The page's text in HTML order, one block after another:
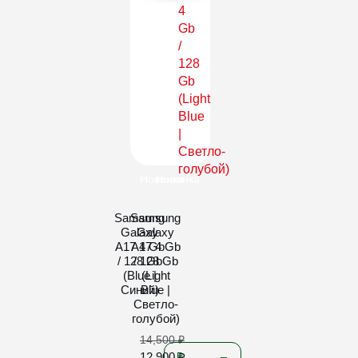
Samsung
Galaxy
A17 4 Gb
/ 128 Gb
(Blue |
Синий)
14,500₽
Новинка
Samsung
Galaxy
A17 4 Gb
/ 128 Gb
(Light
Blue |
Светло-
голубой)